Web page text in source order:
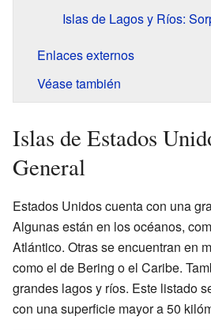
Islas de Lagos y Ríos:
Enlaces externos
Véase también
Islas de Estados
General
Estados Unidos cuenta con una
Algunas están en los océanos,
Atlántico. Otras se encuentran en
como el de Bering o el Caribe.
grandes lagos y ríos. Este listado
con una superficie mayor a 50